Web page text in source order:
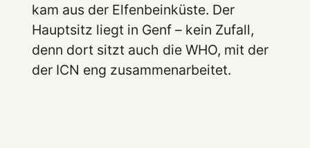
kam aus der Elfenbeinküste. Der
Hauptsitz liegt in Genf – kein Zufall,
denn dort sitzt auch die WHO, mit der
der ICN eng zusammenarbeitet.